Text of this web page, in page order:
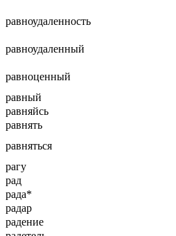
равноудаленность
равноудаленный
равноценный
равный
равняйсь
равнять
равняться
рагу
рад
рада*
радар
радение